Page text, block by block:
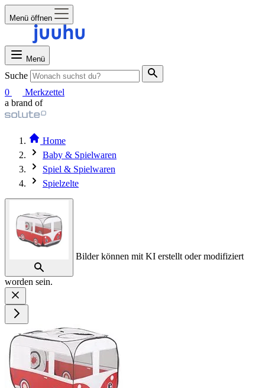
Menü öffnen
Menü
Suche
0
Merkzettel
a brand of
Home
Baby & Spielwaren
Spiel & Spielwaren
Spielzelte
Bilder können mit KI erstellt oder modifiziert
worden sein.